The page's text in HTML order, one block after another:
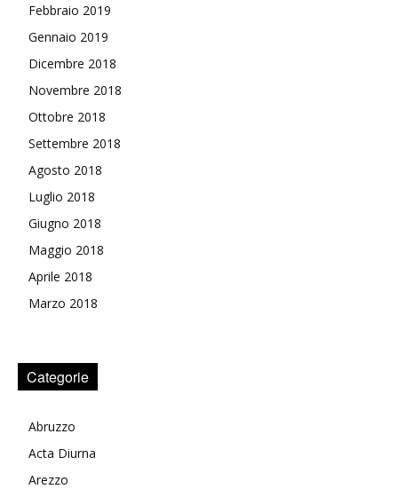
Febbraio 2019
Gennaio 2019
Dicembre 2018
Novembre 2018
Ottobre 2018
Settembre 2018
Agosto 2018
Luglio 2018
Giugno 2018
Maggio 2018
Aprile 2018
Marzo 2018
Categorie
Abruzzo
Acta Diurna
Arezzo